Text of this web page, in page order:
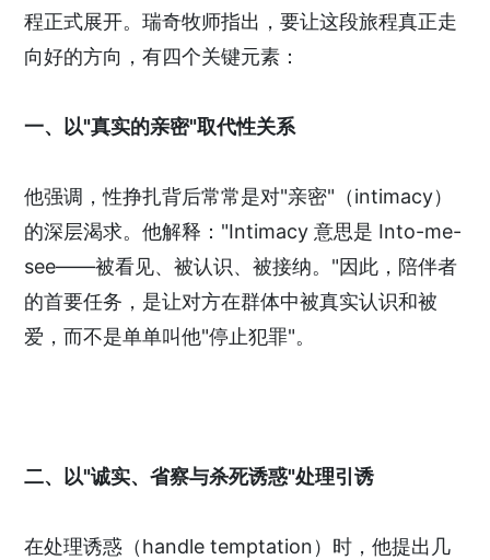
程正式展开。瑞奇牧师指出，要让这段旅程真正走
向好的方向，有四个关键元素：
一、以"真实的亲密"取代性关系
他强调，性挣扎背后常常是对"亲密"（intimacy）
的深层渴求。他解释："Intimacy 意思是 Into-me-
see——被看见、被认识、被接纳。"因此，陪伴者
的首要任务，是让对方在群体中被真实认识和被
爱，而不是单单叫他"停止犯罪"。
二、以"诚实、省察与杀死诱惑"处理引诱
在处理诱惑（handle temptation）时，他提出几